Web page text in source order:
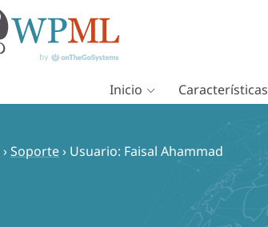
Inicio Características
›Soporte› Usuario: Faisal Ahammad